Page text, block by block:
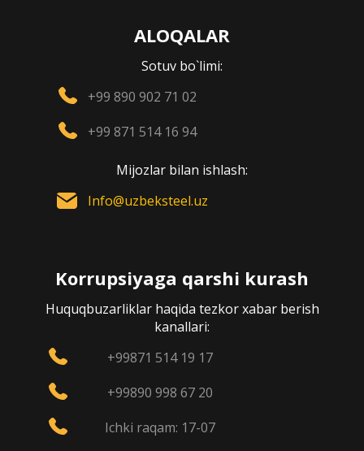
ALOQALAR
Sotuv bo`limi:
+99 890 902 71 02
+99 871 514 16 94
Mijozlar bilan ishlash:
Info@uzbeksteel.uz
Korrupsiyaga qarshi kurash
Huquqbuzarliklar haqida tezkor xabar berish
kanallari:
+99871 514 19 17
+99890 998 67 20
Ichki raqam: 17-07